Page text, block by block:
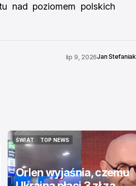
nad poziomem polskich
lip 9, 2026Jan Stefaniak
ŚWIAT
ŚWIAT
TOP NEWS
Orlen wyjaśnia, czemu